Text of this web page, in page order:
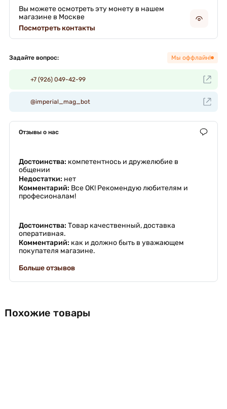
Вы можете осмотреть эту монету в нашем
магазине в Москве
Посмотреть контакты
Задайте вопрос: Мы оффлайн!
+7 (926) 049-42-99
@imperial_mag_bot
Отзывы о нас
Достоинства: компетентнось и дружелюбие в
общении
Недостатки: нет
Комментарий: Все ОК! Рекомендую любителям и
професионалам!
Достоинства: Товар качественный, доставка
оперативная.
Комментарий: как и должно быть в уважающем
покупателя магазине.
Больше отзывов
Похожие товары